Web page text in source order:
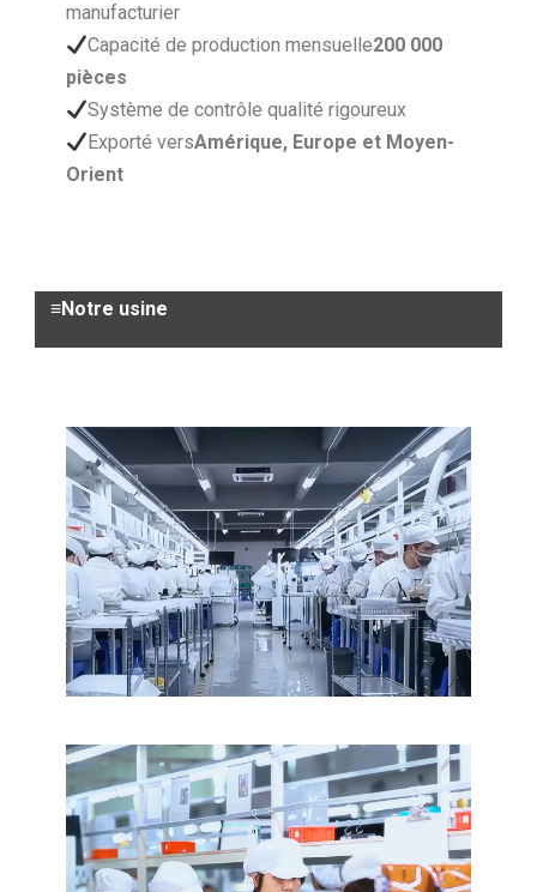
manufacturier
Capacité de production mensuelle200 000
pièces
Système de contrôle qualité rigoureux
Exporté versAmérique, Europe et Moyen-
Orient
≡Notre usine